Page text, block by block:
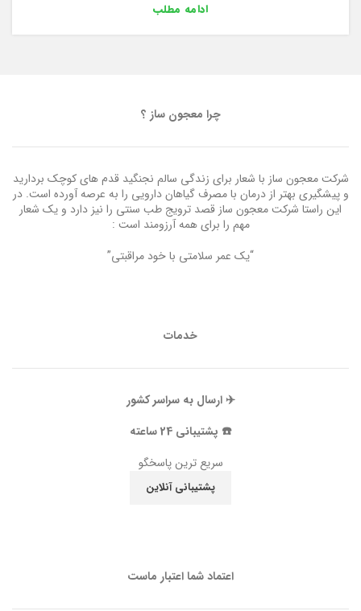
ادامه مطلب
چرا معجون ساز ؟
شرکت معجون ساز با شعار برای زندگی سالم نجنگید قدم های کوچک بردارید
و پیشگیری بهتر از درمان با مصرف گیاهان دارویی را به عرصه آورده است. در
این راستا شرکت معجون ساز قصد ترویج طب سنتی را نیز دارد و یک شعار
مهم را برای همه آرزومند است :
“یک عمر سلامتی با خود مراقبتی”
خدمات
✈️ ارسال به سراسر کشور
☎️ پشتیبانی 24 ساعته
سریع ترین پاسخگو
پشتیبانی آنلاین
اعتماد شما اعتبار ماست